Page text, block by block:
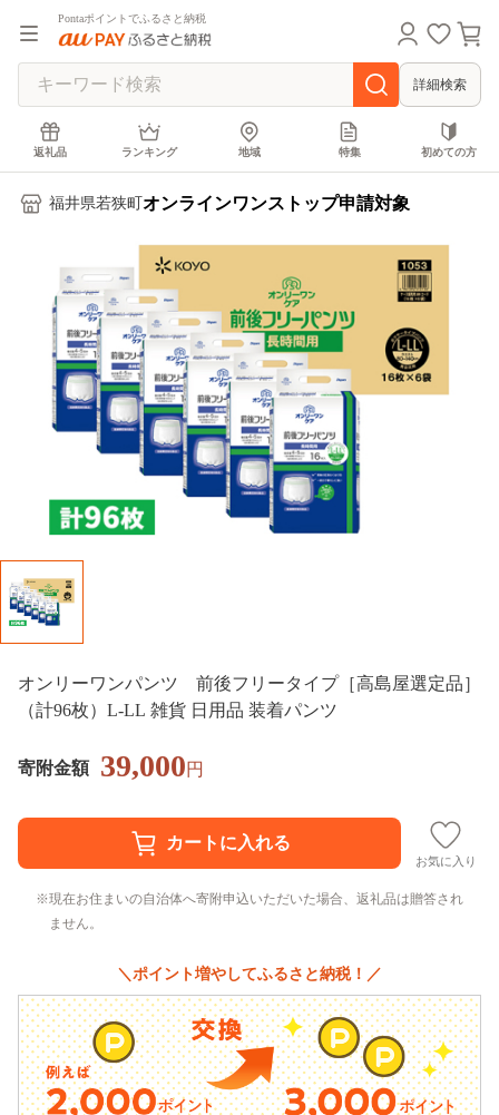
Pontaポイントでふるさと納税
詳細検索
返礼品 ランキング 地域 特集 初めての方
福井県若狭町 オンラインワンストップ申請対象
オンリーワンパンツ 前後フリータイプ［高島屋選定品］
（計96枚）L-LL 雑貨 日用品 装着パンツ
寄附金額 39,000円
お気に入り
現在お住まいの自治体へ寄附申込いただいた場合、返礼品は贈答され
ません。
＼ポイント増やしてふるさと納税！／